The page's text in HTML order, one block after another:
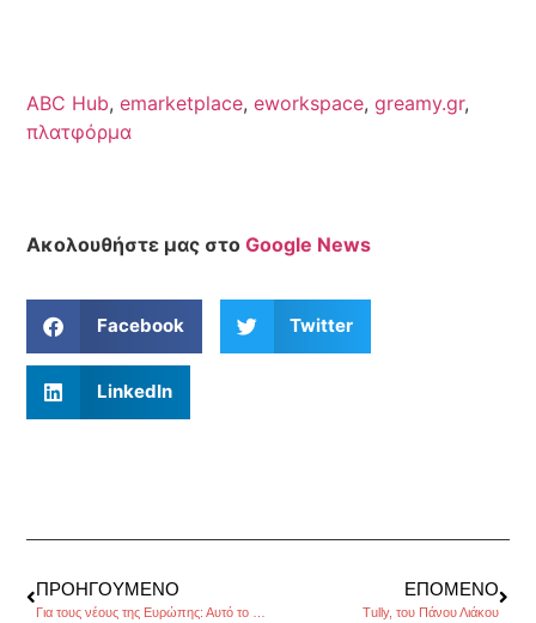
ABC Hub,emarketplace,eworkspace,greamy.gr,
πλατφόρμα
Ακολουθήστε μας στοGoogle News
Facebook Twitter
LinkedIn
ΠΡΟΗΓΟΎΜΕΝΟ ΕΠΌΜΕΝΟ
Tully, του Πάνου Λιάκου